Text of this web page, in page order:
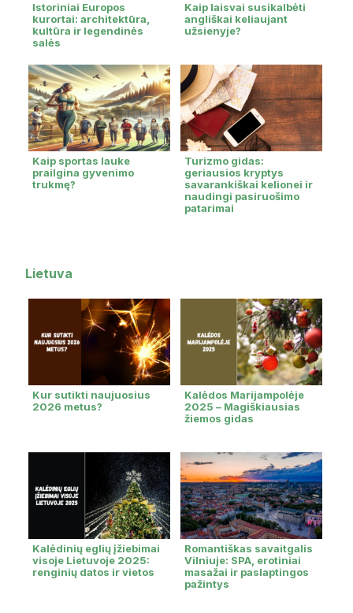
Istoriniai Europos
kurortai: architektūra,
kultūra ir legendinės
salės
Kaip laisvai susikalbėti
angliškai keliaujant
užsienyje?
Kaip sportas lauke
prailgina gyvenimo
trukmę?
Turizmo gidas:
geriausios kryptys
savarankiškai kelionei ir
naudingi pasiruošimo
patarimai
Lietuva
Kur sutikti naujuosius
2026 metus?
Kalėdos Marijampolėje
2025 – Magiškiausias
žiemos gidas
Kalėdinių eglių įžiebimai
visoje Lietuvoje 2025:
renginių datos ir vietos
Romantiškas savaitgalis
Vilniuje: SPA, erotiniai
masažai ir paslaptingos
pažintys